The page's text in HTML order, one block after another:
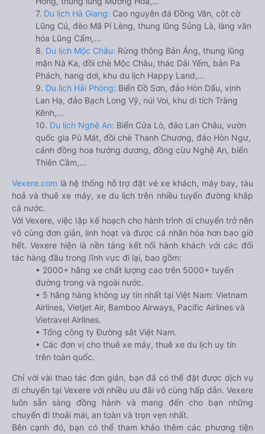
7. Du lịch Hà Giang: Cao nguyên đá Đồng Văn, cột cờ
Lũng Cú, đèo Mã Pí Lèng, thung lũng Sủng Là, làng văn
hóa Lũng Cẩm,...
8. Du lịch Mộc Châu: Rừng thông Bản Áng, thung lũng
mận Nà Ka, đồi chè Mộc Châu, thác Dải Yếm, bản Pa
Phách, hang dơi, khu du lịch Happy Land,...
9. Du lịch Hải Phòng: Biển Đồ Sơn, đảo Hòn Dấu, vịnh
Lan Hạ, đảo Bạch Long Vỹ, núi Voi, khu di tích Tràng
Kênh,...
10. Du lịch Nghệ An: Biển Cửa Lò, đảo Lan Châu, vườn
quốc gia Pù Mát, đồi chè Thanh Chương, đảo Hòn Ngư,
cánh đồng hoa hướng dương, đồng cừu Nghệ An, biển
Thiên Cầm,...
Vexere.com là hệ thống hỗ trợ đặt vé xe khách, máy bay, tàu
hoả và thuê xe máy, xe du lịch trên nhiều tuyến đường khắp
cả nước.
Với Vexere, việc lập kế hoạch cho hành trình di chuyển trở nên
vô cùng đơn giản, linh hoạt và được cá nhân hóa hơn bao giờ
hết. Vexere hiện là nền tảng kết nối hành khách với các đối
tác hàng đầu trong lĩnh vực đi lại, bao gồm:
• 2000+ hãng xe chất lượng cao trên 5000+ tuyến
đường trong và ngoài nước.
• 5 hãng hàng không uy tín nhất tại Việt Nam: Vietnam
Airlines, Vietjet Air, Bamboo Airways, Pacific Airlines và
Vietravel Airlines.
• Tổng công ty Đường sắt Việt Nam.
• Các đơn vị cho thuê xe máy, thuê xe du lịch uy tín
trên toàn quốc.
Chỉ với vài thao tác đơn giản, bạn đã có thể đặt được dịch vụ
di chuyển tại Vexere với nhiều ưu đãi vô cùng hấp dẫn. Vexere
luôn sẵn sàng đồng hành và mang đến cho bạn những
chuyến đi thoải mái, an toàn và trọn vẹn nhất.
Bên cạnh đó, bạn có thể tham khảo thêm các phương tiện